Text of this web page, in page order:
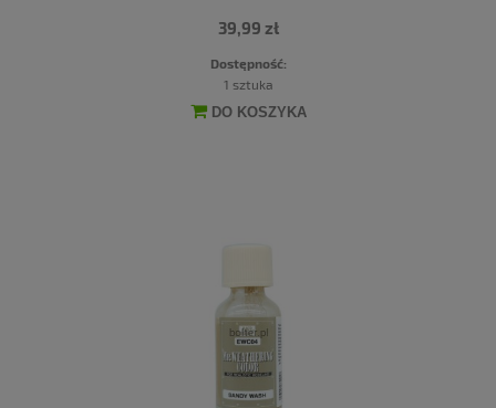
39,99 zł
Dostępność:
1 sztuka
DO KOSZYKA